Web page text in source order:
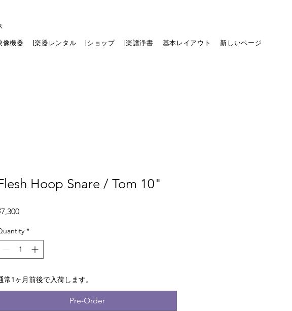
像機器 |楽器レンタル |ショップ |楽譜浄書 基本レイアウト 新しいページ
Hoop Snare / Tom 10"
Price
*
常1ヶ月前後で入荷します。
Pre-Order